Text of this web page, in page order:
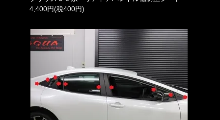
4,400円(税400円)